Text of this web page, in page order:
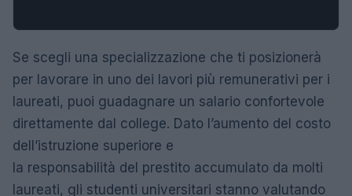
Se scegli una specializzazione che ti posizionerà
per lavorare in uno dei lavori più remunerativi per i
laureati, puoi guadagnare un salario confortevole
direttamente dal college. Dato l’aumento del costo
dell’istruzione superiore e
la responsabilità del prestito accumulato da molti
laureati, gli studenti universitari stanno valutando